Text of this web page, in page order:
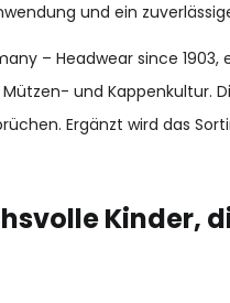
und ein
– Headwear since
und
Ergänzt wird das
Kinder,